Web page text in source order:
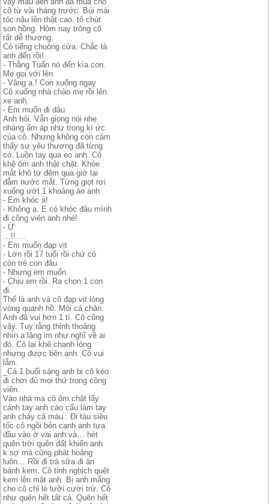
cô từ vài tháng trước. Búi mái
tóc nâu lên thật cao. tô chút
son hồng. Hôm nay trông cô
rất dễ thương.
Có tiếng chuông cửa. Chắc là
anh đến rồi!
- Thằng Tuấn nó đến kìa con.
Mẹ gọi với lên
- Vâng ạ.! Con xuống ngay
Cô xuống nhà chào mẹ rồi lên
xe anh.
- Em muốn đi đâu
Anh hỏi. Vẫn giọng nói nhẹ
nhàng ấm áp như trong kí ức
của cô. Nhưng không còn cảm
thấy sự yêu thương đã từng
có. Luồn tay qua eo anh. Cô
khẽ ôm anh thật chặt. Khóe
mắt khô từ đêm qua giờ lại
đẫm nước mắt. Từng giọt rơi
xuống ướt 1 khoảng áo anh.
- Em khóc à!
- Không ạ. E có khóc đâu mình
đi công viên anh nhé!
- Ừ
…!!….
- Em muốn đạp vịt
- Lớn rồi 17 tuổi rồi chứ có
còn trẻ con đâu
- Nhưng em muốn.
- Chịu em rồi. Ra chọn 1 con
đi.
Thế là anh và cô đạp vịt lòng
vòng quanh hồ. Mỏi cả chân.
Anh đã vui hơn 1 tí. Cô cũng
vậy. Tuy rằng thỉnh thoảng
nhìn a lặng im như nghĩ về ai
đó. Cô lại khẽ chạnh lòng
nhưng được bên anh. Cô vui
lắm.
_Cả 1 buổi sáng anh bị cô kéo
đi chơi đủ mọi thứ trong công
viên.
Vào nhà ma cô ôm chặt lấy
cánh tay anh cào cấu làm tay
anh chảy cả máu.. Đi tàu siêu
tốc cô ngồi bên cạnh anh tựa
đầu vào ờ vai anh và… hét
quên trời quên đất khiến anh
k sợ mà cũng phát hoảng
luôn… Rồi đi trà sữa đi ăn
bánh kem. Cô tinh nghịch quệt
kem lên mặt anh. Bị anh mắng
cho cô chỉ lè lưỡi cười trừ. Cô
như quên hết tất cả. Quên hết